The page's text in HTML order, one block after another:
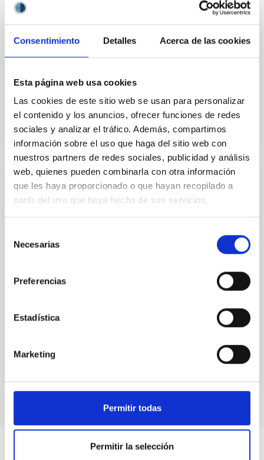
Consentimiento Detalles Acerca de las cookies
Esta página web usa cookies
Las cookies de este sitio web se usan para personalizar
el contenido y los anuncios, ofrecer funciones de redes
sociales y analizar el tráfico. Además, compartimos
información sobre el uso que haga del sitio web con
nuestros partners de redes sociales, publicidad y análisis
web, quienes pueden combinarla con otra información
que les haya proporcionado o que hayan recopilado a
partir del uso que haya hecho de sus servicios.
Necesarias
Preferencias
Estadística
Marketing
Permitir todas
Permitir la selección
Ampliar los objetivos de la colaboración para permitir
que los experimentos de campo LGS-AO sean
realizados en el telescopio WHT de La Palma en
Adenda al Convenio de colaboración entre
el IAC, Fundación CajaCanarias y Fundación
La Caixa para el programa internacional de
El objeto es la adhesión de la Fundación CajaCanarias
2013 con la finalidad de colaborar conjuntamente en
In-force date